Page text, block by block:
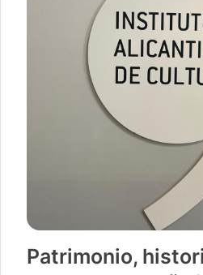
Patrimonio,